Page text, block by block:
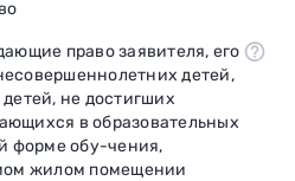
право заявителя, его
детей,
не достигших
в образовательных
форме обу-чения,
жилом помещении